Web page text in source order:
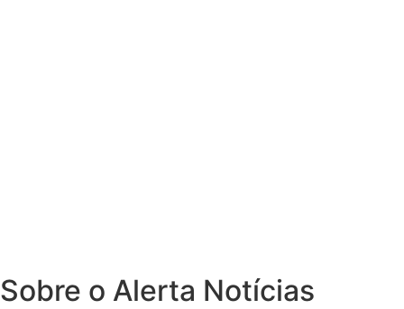
Sobre o Alerta Notícias